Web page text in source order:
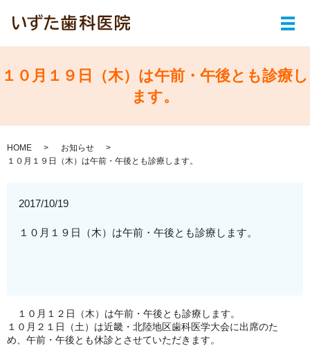
メ
１０月１９日（木）は午前・午後とも診療し
ます。
HOME
お知らせ
１０月１９日（木）は午前・午後とも診療します。
2017/10/19
１０月１９日（木）は午前・午後とも診療 します。
１０月１２日（木）は午前・午後とも診療します。
１０月２１日（土）は近畿・北陸地区歯科医学大会に出席のた
め、午前・午後とも休診とさせていただきます。